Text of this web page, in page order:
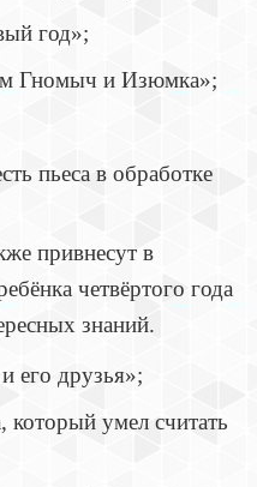
год»;
Гномыч и Изюмка»;
пьеса в обработке
привнесут в
четвёртого года
знаний.
его друзья»;
умел считать